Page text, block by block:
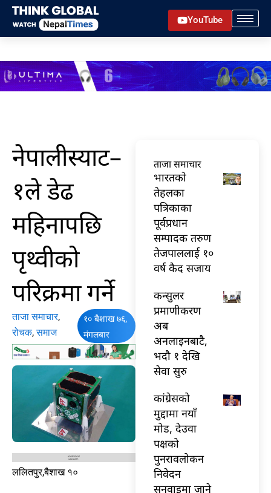
Skip
content
YouTube
नेपालीस्याट–
१ले डेढ
महिनापछि
पृथ्वीको
परिक्रमा गर्ने
ताजा समाचार,
रोचक,समाज
१० बैशाख ७६,
मंगलबार
ललितपुर,बैशाख १०
ताजा समाचार
भारतकाे
तेहलका
पत्रिकाका
पूर्वप्रधान
सम्पादक तरुण
तेजपाललाई १०
वर्ष कैद सजाय
कन्सुलर
प्रमाणीकरण
अब
अनलाइनबाटै,
भदौ १ देखि
सेवा सुरु
कांग्रेसको
मुद्दामा नयाँ
मोड, देउवा
पक्षको
पुनरावलोकन
निवेदन
सुनुवाइमा जाने